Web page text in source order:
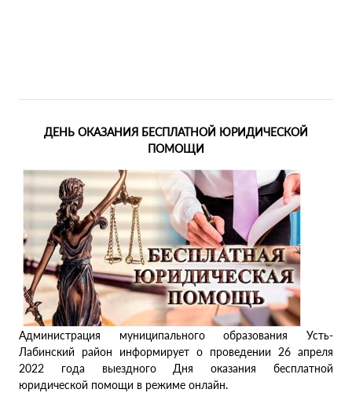
ДЕНЬ ОКАЗАНИЯ БЕСПЛАТНОЙ ЮРИДИЧЕСКОЙ
ПОМОЩИ
Администрация муниципального образования Усть-
Лабинский район информирует о проведении 26 апреля
2022 года выездного Дня оказания бесплатной
юридической помощи в режиме онлайн.